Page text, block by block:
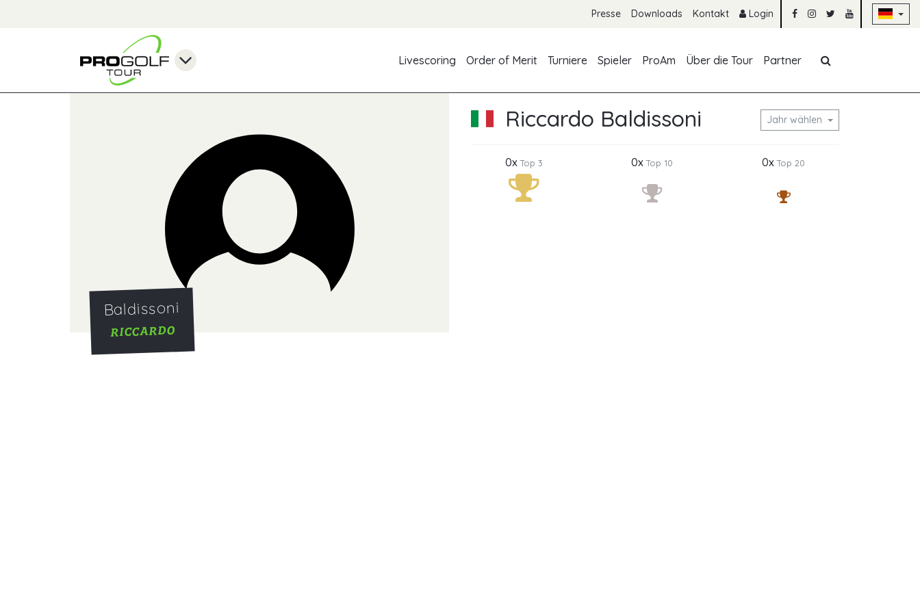
Presse Downloads Kontakt Login
Livescoring
Order of Merit Turniere Spieler ProAm Über die Tour Partner
Baldissoni
RICCARDO
Riccardo Baldissoni Jahr wählen
0xTop 3 0xTop 10 0xTop 20